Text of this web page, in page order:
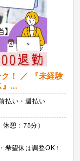
！ ／ 『未経験
...
払い・週払い
憩：75分）
望休は調整OK！